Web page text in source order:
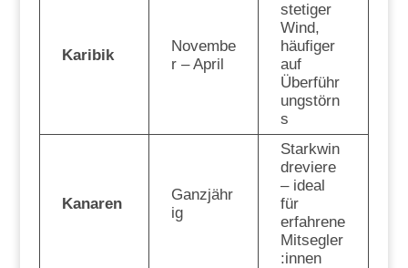
Karibik
Novembe
r – April
stetiger
Wind,
häufiger
auf
Überführ
ungstörn
s
Kanaren
Ganzjähr
ig
Starkwin
dreviere
– ideal
für
erfahrene
Mitsegler
:innen